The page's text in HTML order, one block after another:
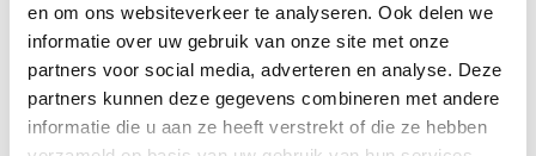
en om ons websiteverkeer te analyseren. Ook delen we
informatie over uw gebruik van onze site met onze
partners voor social media, adverteren en analyse. Deze
partners kunnen deze gegevens combineren met andere
informatie die u aan ze heeft verstrekt of die ze hebben